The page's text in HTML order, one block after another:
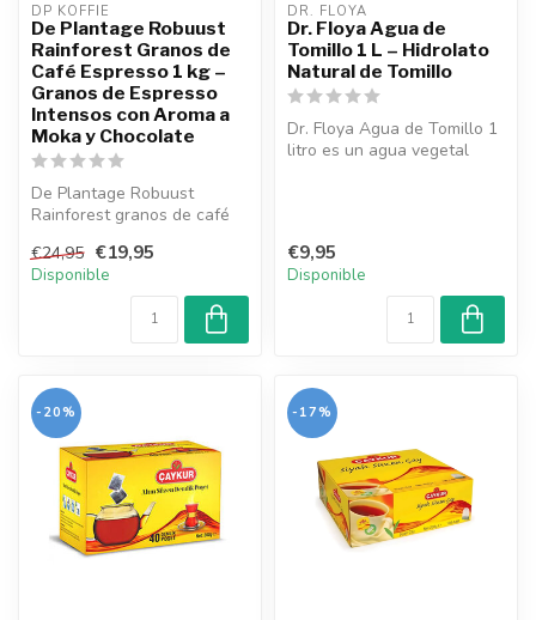
DP KOFFIE
De Plantage Robuust
Rainforest Granos de
Café Espresso 1 kg –
Granos de Espresso
Intensos con Aroma a
Moka y Chocolate
De Plantage Robuust
Rainforest granos de café
intensos con...
€24,95 €19,95
Disponible
DR. FLOYA
Dr. Floya Agua de
Tomillo 1 L – Hidrolato
Natural de Tomillo
Dr. Floya Agua de Tomillo 1
litro es un agua vegetal
€9,95
Disponible
-20% -17%